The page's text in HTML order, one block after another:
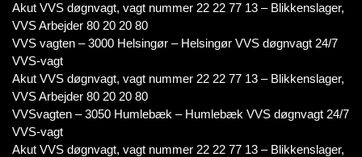
Akut VVS døgnvagt, vagt nummer 22 22 77 13 – Blikkenslager,
VVS Arbejder 80 20 20 80
VVS vagten – 3000 Helsingør – Helsingør VVS døgnvagt 24/7
VVS-vagt
Akut VVS døgnvagt, vagt nummer 22 22 77 13 – Blikkenslager,
VVS Arbejder 80 20 20 80
VVSvagten – 3050 Humlebæk – Humlebæk VVS døgnvagt 24/7
VVS-vagt
Akut VVS døgnvagt, vagt nummer 22 22 77 13 – Blikkenslager,